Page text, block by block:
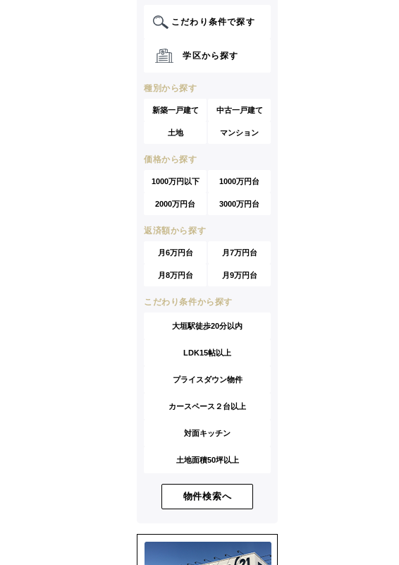
こだわり条件で探す
学区から探す
種別から探す
新築一戸建て 中古一戸建て
土地 マンション
価格から探す
1000万円以下 1000万円台
2000万円台 3000万円台
返済額から探す
月6万円台 月7万円台
月8万円台 月9万円台
こだわり条件から探す
大垣駅徒歩20分以内
LDK15帖以上
プライスダウン物件
カースペース２台以上
対面キッチン
土地面積50坪以上
物件検索へ